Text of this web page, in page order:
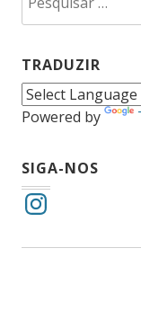
por:
TRADUZIR
Powered by
SIGA-NOS
Instagram